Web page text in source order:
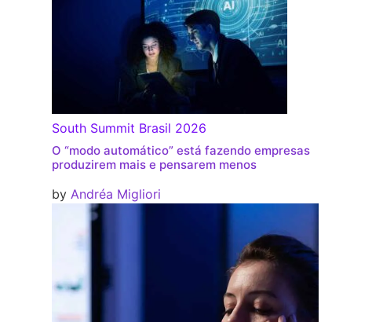
South Summit Brasil 2026
O “modo automático” está fazendo empresas
produzirem mais e pensarem menos
by Andréa Migliori